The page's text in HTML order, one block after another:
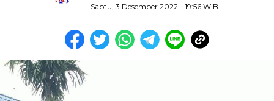
Sabtu, 3 Desember 2022 - 19:56 WIB